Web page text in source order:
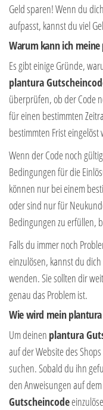
Geld sparen! Wenn du
aufpasst, kannst du viel
Warum kann ich
Es gibt einige Gründe,
plantura
überprüfen, ob der Code
für einen bestimmten
bestimmten Frist eingelöst
Wenn der Code noch
Bedingungen für die
können nur bei einem
oder sind nur für
Bedingungen zu erfüllen,
Falls du immer noch
einzulösen, kannst du
wenden. Sie sollten dir
genau das Problem ist.
Wie wird mein
Um deinen plantura
auf der Website des
suchen. Sobald du ihn
den Anweisungen auf
Gutscheincode